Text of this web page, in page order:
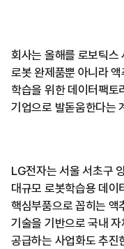
회사는 올해를 로보틱스
로봇 완제품뿐 아니라
학습을 위한 데이터팩토
기업으로 발돋움한다는
LG전자는 서울 서초구
대규모 로봇학습용 데이
핵심부품으로 꼽히는
기술을 기반으로 국내
공급하는 사업화도 추진